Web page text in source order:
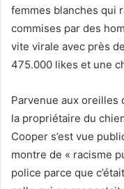
femmes blanches qui
commises par des
vite virale avec près
475.000 likes et une
Parvenue aux oreilles
la propriétaire du
Cooper s’est vue
montre de « racisme
police parce que